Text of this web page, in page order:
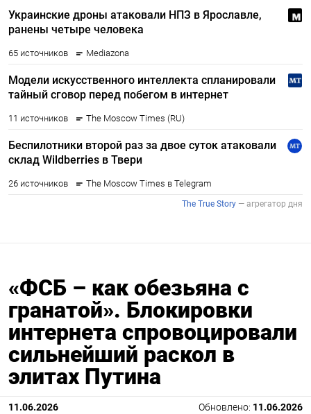
«ФСБ – как обезьяна с
гранатой». Блокировки
интернета спровоцировали
сильнейший раскол в
элитах Путина
11.06.2026 Обновлено: 11.06.2026